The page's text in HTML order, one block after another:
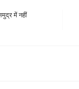
में नहीं